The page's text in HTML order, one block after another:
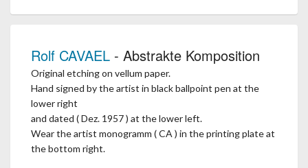
Rolf CAVAEL - Abstrakte Komposition
Original etching on vellum paper.
Hand signed by the artist in black ballpoint pen at the
lower right
and dated ( Dez. 1957 ) at the lower left.
Wear the artist monogramm ( CA ) in the printing plate at
the bottom right.